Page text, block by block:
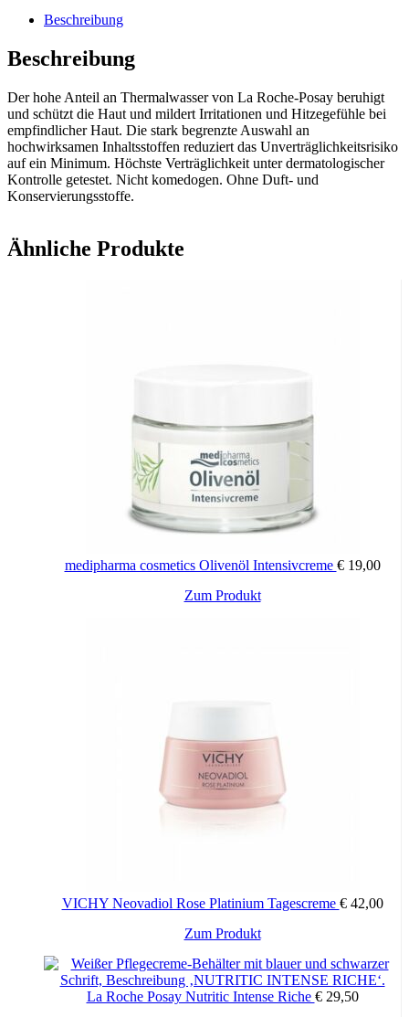
Beschreibung
Beschreibung
Der hohe Anteil an Thermalwasser von La Roche-Posay beruhigt
und schützt die Haut und mildert Irritationen und Hitzegefühle bei
empfindlicher Haut. Die stark begrenzte Auswahl an
hochwirksamen Inhaltsstoffen reduziert das Unverträglichkeitsrisiko
auf ein Minimum. Höchste Verträglichkeit unter dermatologischer
Kontrolle getestet. Nicht komedogen. Ohne Duft- und
Konservierungsstoffe.
Ähnliche Produkte
medipharma cosmetics Olivenöl Intensivcreme €19,00
Zum Produkt
VICHY Neovadiol Rose Platinium Tagescreme €42,00
Zum Produkt
La Roche Posay Nutritic Intense Riche €29,50